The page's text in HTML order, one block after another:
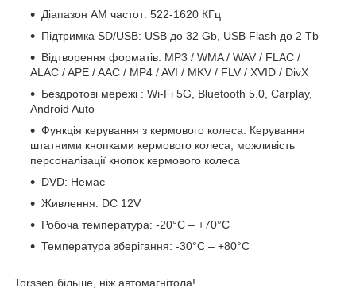
Діапазон АМ частот: 522-1620 КГц
Підтримка SD/USB: USB до 32 Gb, USB Flash до 2 Tb
Відтворення форматів: MP3 / WMA / WAV / FLAC /
ALAC / APE / AAC / MP4 / AVI / MKV / FLV / XVID / DivX
Бездротові мережі : Wi-Fi 5G, Bluetooth 5.0, Carplay,
Android Auto
Функція керування з кермового колеса: Керування
штатними кнопками кермового колеса, можливість
персоналізації кнопок кермового колеса
DVD: Немає
Живлення: DC 12V
Робоча температура: -20°C – +70°C
Температура зберігання: -30°C – +80°C
Torssen більше, ніж автомагнітола!